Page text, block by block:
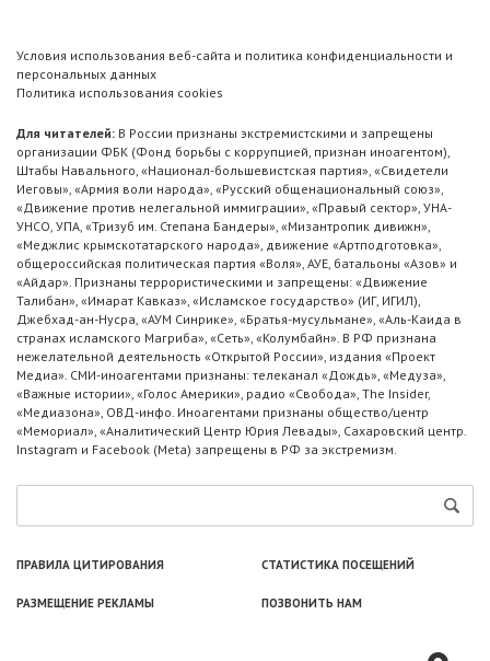
Условия использования веб-сайта и политика конфиденциальности и
персональных данных
Политика использования cookies
Для читателей: В России признаны экстремистскими и запрещены
организации ФБК (Фонд борьбы с коррупцией, признан иноагентом),
Штабы Навального, «Национал-большевистская партия», «Свидетели
Иеговы», «Армия воли народа», «Русский общенациональный союз»,
«Движение против нелегальной иммиграции», «Правый сектор», УНА-
УНСО, УПА, «Тризуб им. Степана Бандеры», «Мизантропик дивижн»,
«Меджлис крымскотатарского народа», движение «Артподготовка»,
общероссийская политическая партия «Воля», АУЕ, батальоны «Азов» и
«Айдар». Признаны террористическими и запрещены: «Движение
Талибан», «Имарат Кавказ», «Исламское государство» (ИГ, ИГИЛ),
Джебхад-ан-Нусра, «АУМ Синрике», «Братья-мусульмане», «Аль-Каида в
странах исламского Магриба», «Сеть», «Колумбайн». В РФ признана
нежелательной деятельность «Открытой России», издания «Проект
Медиа». СМИ-иноагентами признаны: телеканал «Дождь», «Медуза»,
«Важные истории», «Голос Америки», радио «Свобода», The Insider,
«Медиазона», ОВД-инфо. Иноагентами признаны общество/центр
«Мемориал», «Аналитический Центр Юрия Левады», Сахаровский центр.
Instagram и Facebook (Metа) запрещены в РФ за экстремизм.
ПРАВИЛА ЦИТИРОВАНИЯ СТАТИСТИКА ПОСЕЩЕНИЙ
РАЗМЕЩЕНИЕ РЕКЛАМЫ ПОЗВОНИТЬ НАМ